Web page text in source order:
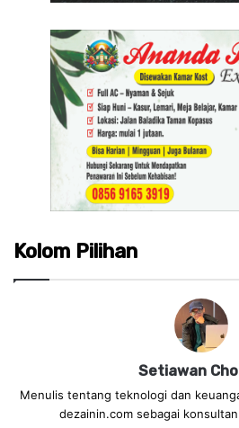
Kolom Pilihan
Setiawan
Menulis tentang teknologi dan
dezainin.com sebagai